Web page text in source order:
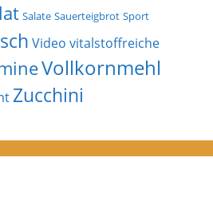
Salate Sauerteigbrot Sport
Video vitalstoffreiche
Vollkornmehl
Zucchini